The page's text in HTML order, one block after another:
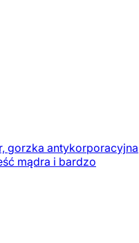
gorzka antykorporacyjna
mądra i bardzo